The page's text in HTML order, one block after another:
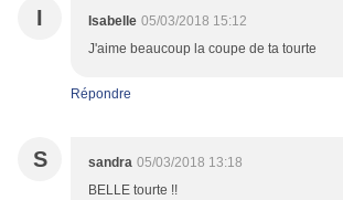
I Isabelle 05/03/2018 15:12
J'aime beaucoup la coupe de ta tourte
Répondre
S sandra 05/03/2018 13:18
BELLE tourte !!